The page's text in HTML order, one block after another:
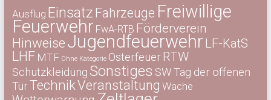
Ausflug Einsatz Fahrzeuge Freiwillige
Feuerwehr FwA-RTB Förderverein
HinweiseJugendfeuerwehr LF-KatS
LHF MTF Ohne Kategorie Osterfeuer RTW
SchutzkleidungSonstiges SWTag der offenen
TürTechnikVeranstaltung Wache